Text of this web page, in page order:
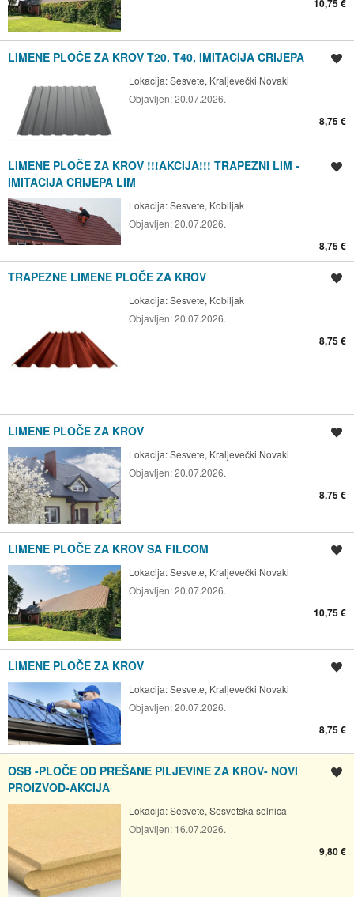
10,75 €
LIMENE PLOČE ZA KROV T20, T40, IMITACIJA CRIJEPA
Lokacija:Sesvete, Kraljevečki Novaki
Objavljen:20.07.2026.
8,75 €
LIMENE PLOČE ZA KROV !!!AKCIJA!!! TRAPEZNI LIM -
IMITACIJA CRIJEPA LIM
Lokacija:Sesvete, Kobiljak
Objavljen:20.07.2026.
8,75 €
TRAPEZNE LIMENE PLOČE ZA KROV
Lokacija:Sesvete, Kobiljak
Objavljen:20.07.2026.
8,75 €
LIMENE PLOČE ZA KROV
Lokacija:Sesvete, Kraljevečki Novaki
Objavljen:20.07.2026.
8,75 €
LIMENE PLOČE ZA KROV SA FILCOM
Lokacija:Sesvete, Kraljevečki Novaki
Objavljen:20.07.2026.
10,75 €
LIMENE PLOČE ZA KROV
Lokacija:Sesvete, Kraljevečki Novaki
Objavljen:20.07.2026.
8,75 €
OSB -PLOČE OD PREŠANE PILJEVINE ZA KROV- NOVI
PROIZVOD-AKCIJA
Lokacija:Sesvete, Sesvetska selnica
Objavljen: 16.07.2026.
9,80 €